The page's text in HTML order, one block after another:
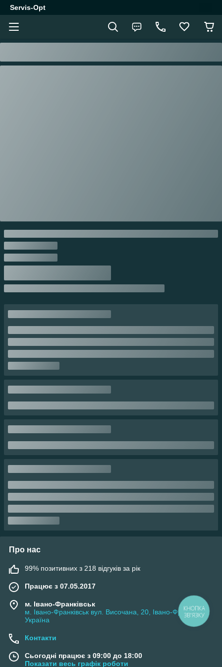
Servis-Opt
Про нас
99% позитивних з 218 відгуків за рік
Працює з 07.05.2017
м. Івано-Франківськ
м. Івано-Франківськ вул. Височана, 20, Івано-Франківськ,
Україна
Контакти
Сьогодні працює з 09:00 до 18:00
Показати весь графік роботи
КНОПКА
ЗВ'ЯЗКУ